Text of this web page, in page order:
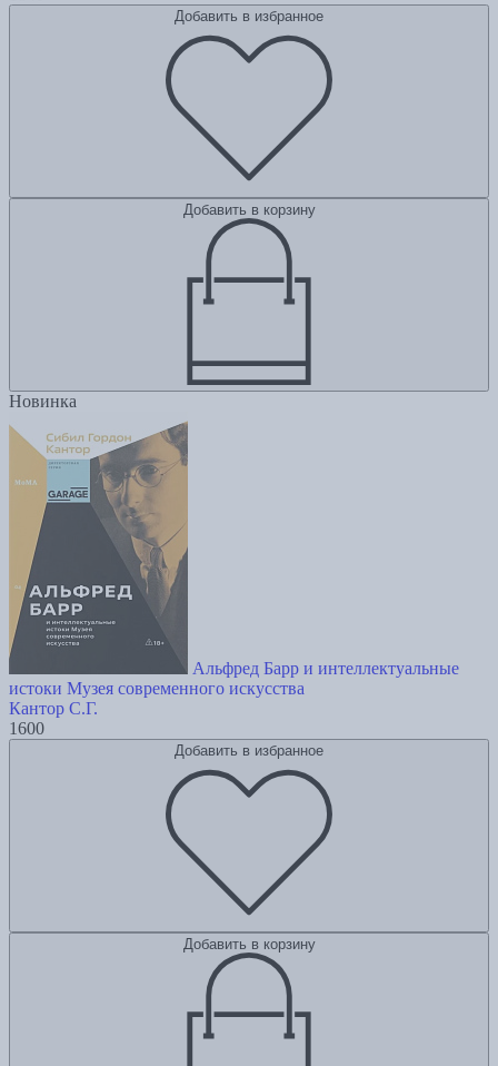
Добавить в избранное
Добавить в корзину
Новинка
Альфред Барр и интеллектуальные
истоки Музея современного искусства
Кантор С.Г.
1600
Добавить в избранное
Добавить в корзину